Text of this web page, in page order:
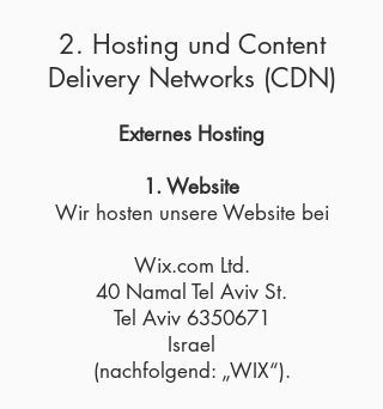
2. Hosting und Content
Delivery Networks (CDN)
Externes Hosting
1. Website
Wir hosten unsere Website bei
Wix.com Ltd.
40 Namal Tel Aviv St.
Tel Aviv 6350671
Israel
(nachfolgend: „WIX“).